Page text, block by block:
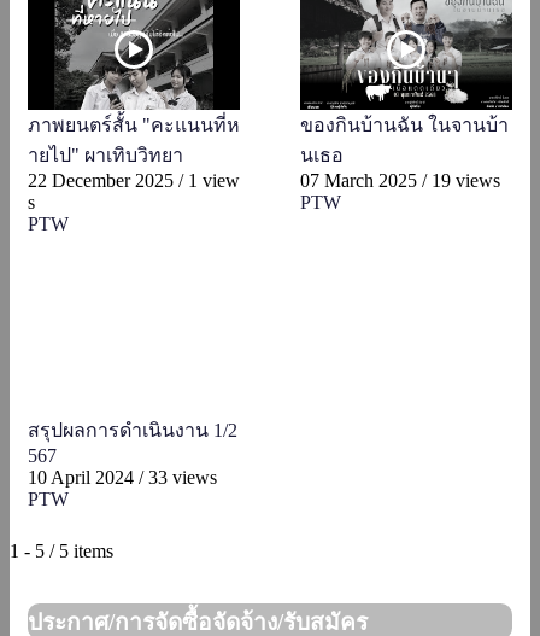
ภาพยนตร์สั้น "คะแนนที่ห
ายไป" ผาเทิบวิทยา
22 December 2025 / 1 view
s
PTW
ของกินบ้านฉัน ในจานบ้า
นเธอ
07 March 2025 / 19 views
PTW
สรุปผลการดำเนินงาน 1/2
567
10 April 2024 /33 views
PTW
1 - 5 / 5 items
ประกาศ/การจัดซื้อจัดจ้าง/รับสมัคร